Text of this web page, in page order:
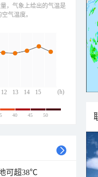
12 13 14 15
(h)
，气象上给出的气温是
气温度。
40 45 50
可超38℃